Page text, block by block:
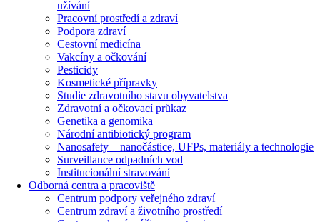
užívání
Pracovní prostředí a zdraví
Podpora zdraví
Cestovní medicína
Vakcíny a očkování
Pesticidy
Kosmetické přípravky
Studie zdravotního stavu obyvatelstva
Zdravotní a očkovací průkaz
Genetika a genomika
Národní antibiotický program
Nanosafety – nanočástice, UFPs, materiály a technologie
Surveillance odpadních vod
Institucionální stravování
Odborná centra a pracoviště
Centrum podpory veřejného zdraví
Centrum zdraví a životního prostředí